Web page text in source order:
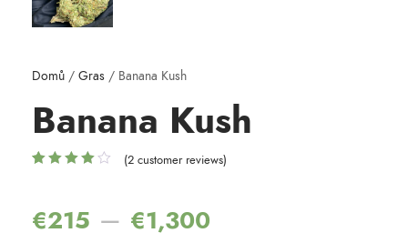
Domů / Gras / Banana Kush
Banana Kush
hodnocení
zákazníků
(2customer reviews)
€215 – €1,300